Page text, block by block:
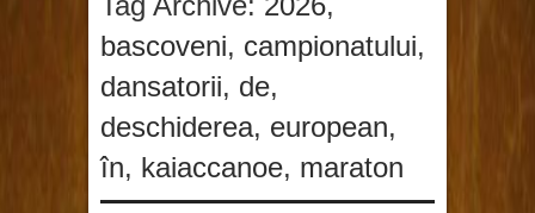
bascoveni, campionatului,
dansatorii, de,
deschiderea, european,
în, kaiaccanoe, maraton